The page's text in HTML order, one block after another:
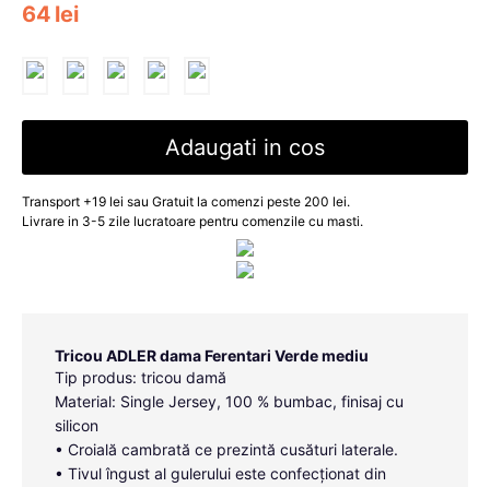
64 lei
Adaugati in cos
Transport +19 lei sau Gratuit la comenzi peste 200 lei.
Livrare in 3-5 zile lucratoare pentru comenzile cu masti.
Tricou ADLER dama Ferentari Verde mediu
Tip produs: tricou damă
Material: Single Jersey, 100 % bumbac, finisaj cu
silicon
• Croială cambrată ce prezintă cusături laterale.
• Tivul îngust al gulerului este confecționat din